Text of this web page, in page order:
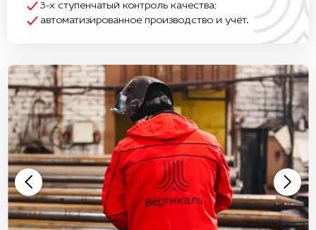
3-х ступенчатый контроль качества;
автоматизированное производство и учёт.